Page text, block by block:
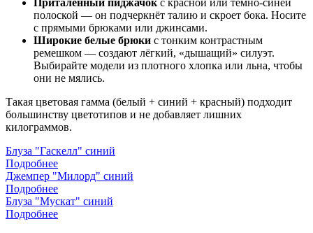
полоской — он подчеркнёт талию и скроет бока. Носите
с прямыми брюками или джинсами.
Широкие белые брюки с тонким контрастным
ремешком — создают лёгкий, «дышащий» силуэт.
Выбирайте модели из плотного хлопка или льна, чтобы
они не мялись.
Такая цветовая гамма (белый + синий + красный) подходит
большинству цветотипов и не добавляет лишних
килограммов.
Блуза "Гаскелл" синий
Подробнее
Джемпер "Милорд" синий
Подробнее
Блуза "Мускат" синий
Подробнее